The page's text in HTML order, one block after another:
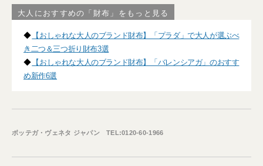
大人におすすめの「財布」をもっと見る
◆ 【おしゃれな大人のブランド財布】「プラダ」で大人が選ぶべ
き二つ＆三つ折り財布3選
◆ 【おしゃれな大人のブランド財布】「バレンシアガ」のおすす
め新作6選
ボッテガ・ヴェネタ ジャパン TEL:0120-60-1966